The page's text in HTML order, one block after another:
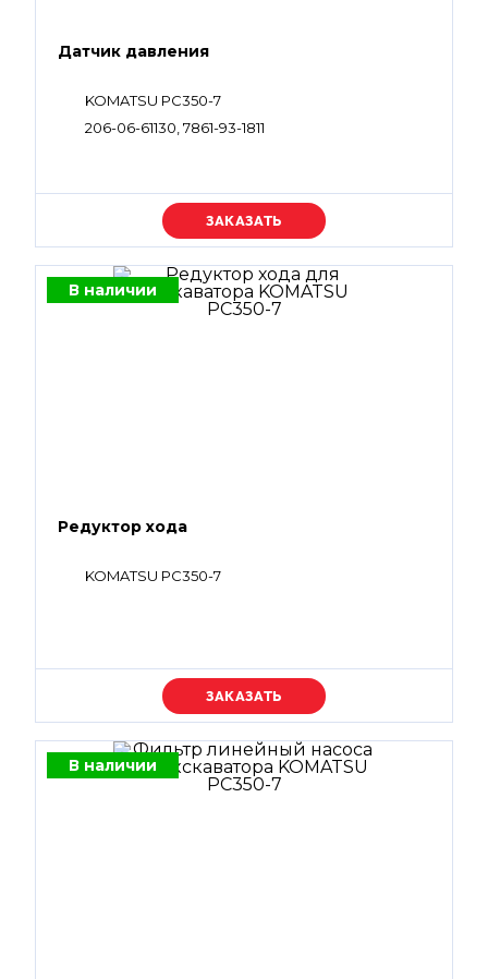
Датчик давления
KOMATSU PC350-7
206-06-61130, 7861-93-1811
Уточняйте цену
В наличии
Редуктор хода
KOMATSU PC350-7
Уточняйте цену
В наличии